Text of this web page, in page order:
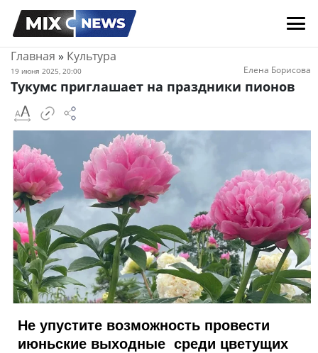
Главная » Культура
19 июня 2025, 20:00 Елена Борисова
Тукумс приглашает на праздники пионов
Не упустите возможность провести
июньские выходные среди цветущих